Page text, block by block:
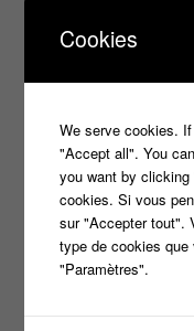
Face à la bande
jeu tvJeux
Koh Lanta
Maestro Masters
n'oubliez
Cookies
We serve cookies.
"Accept all". You
you want by
cookies. Si vous
sur "Accepter tout".
type de cookies
"Paramètres".